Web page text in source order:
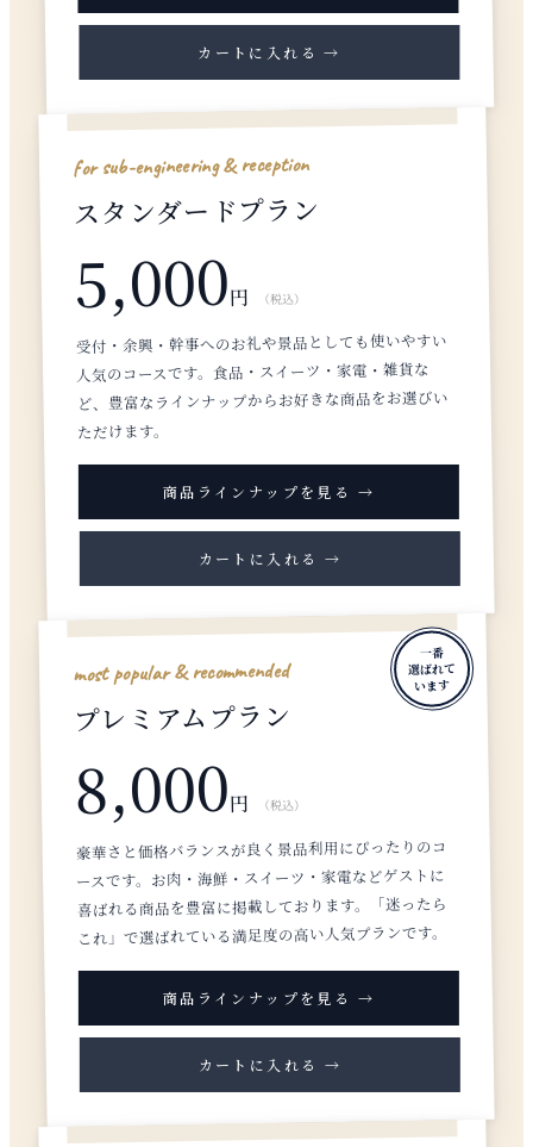
カートに入れる →
for sub-engineering & reception
スタンダードプラン
5,000円 （税込）
受付・余興・幹事へのお礼や景品としても使いやすい
人気のコースです。食品・スイーツ・家電・雑貨な
ど、豊富なラインナップからお好きな商品をお選びい
ただけます。
商品ラインナップを見る →
カートに入れる →
一番
選ばれて
います
most popular & recommended
プレミアムプラン
8,000円 （税込）
豪華さと価格バランスが良く景品利用にぴったりのコ
ースです。お肉・海鮮・スイーツ・家電などゲストに
喜ばれる商品を豊富に掲載しております。「迷ったら
これ」で選ばれている満足度の高い人気プランです。
商品ラインナップを見る →
カートに入れる →